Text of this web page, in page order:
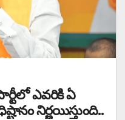
ఎవరికి ఏ
నిర్ణయిస్తుంది..